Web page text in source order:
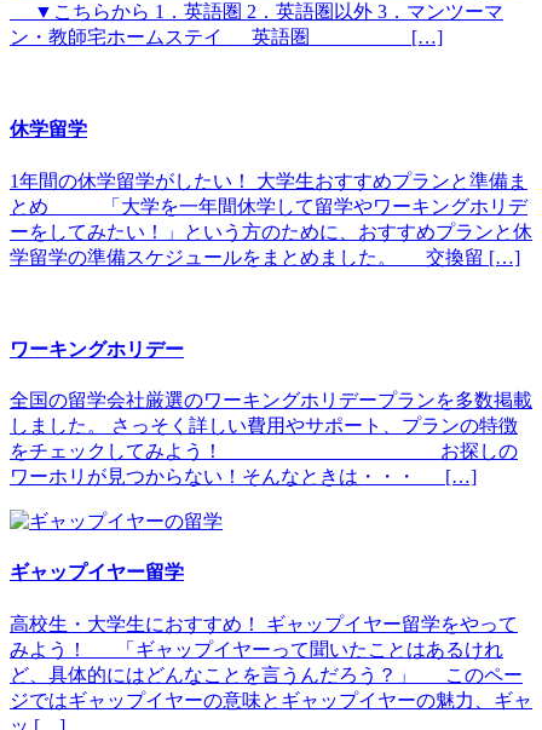
▼こちらから 1．英語圏 2．英語圏以外 3．マンツーマ
ン・教師宅ホームステイ 英語圏 […]
休学留学
1年間の休学留学がしたい！ 大学生おすすめプランと準備ま
とめ 「大学を一年間休学して留学やワーキングホリデ
ーをしてみたい！」という方のために、おすすめプランと休
学留学の準備スケジュールをまとめました。 交換留 […]
ワーキングホリデー
全国の留学会社厳選のワーキングホリデープランを多数掲載
しました。 さっそく詳しい費用やサポート、プランの特徴
をチェックしてみよう！ お探しの
ワーホリが見つからない！そんなときは・・・ […]
ギャップイヤー留学
高校生・大学生におすすめ！ ギャップイヤー留学をやって
みよう！ 「ギャップイヤーって聞いたことはあるけれ
ど、具体的にはどんなことを言うんだろう？」 このペー
ジではギャップイヤーの意味とギャップイヤーの魅力、ギャ
ッ […]